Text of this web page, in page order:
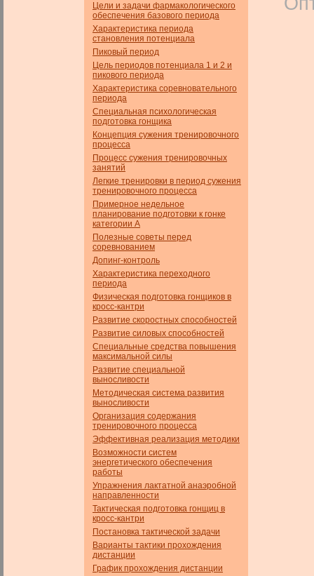
Цели и задачи фармакологического
обеспечения базового пе­риода
Характеристика периода
становления потенциала
Пиковый период
Цель периодов потенциала 1 и 2 и
пикового периода
Характеристика соревновательного
периода
Специальная психологическая
подготовка гонщика
Концепция сужения тренировочного
процесса
Процесс сужения тренировочных
занятий
Легкие тренировки в период сужения
тренировочного процесса
Примерное недельное
планирование подготовки к гонке
категории А
Полезные советы перед
соревнованием
Допинг-контроль
Характеристика переходного
периода
Физическая подготовка гонщиков в
кросс-кантри
Развитие скоростных способностей
Развитие силовых способностей
Специальные средства повышения
максимальной силы
Развитие специальной
выносливости
Методическая система развития
выносливости
Организация содержания
тренировочного процесса
Эффективная реализация методики
Возможности систем
энергетического обеспечения
работы
Упражнения лактатной анаэробной
направленности
Тактическая подготовка гонщиц в
кросс-кантри
Постановка тактической задачи
Варианты тактики прохождения
дистанции
График прохождения дистанции